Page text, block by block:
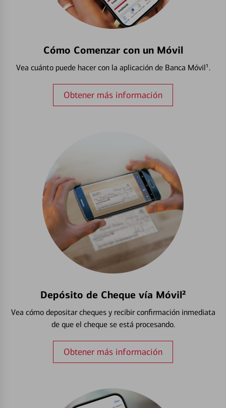
Cómo Comenzar con un Móvil
Vea cuánto puede hacer con la aplicación de Banca Móvil¹.
Obtener más información
Depósito de Cheque vía Móvil²
Vea cómo depositar cheques y recibir confirmación inmediata
de que el cheque se está procesando.
Obtener más información